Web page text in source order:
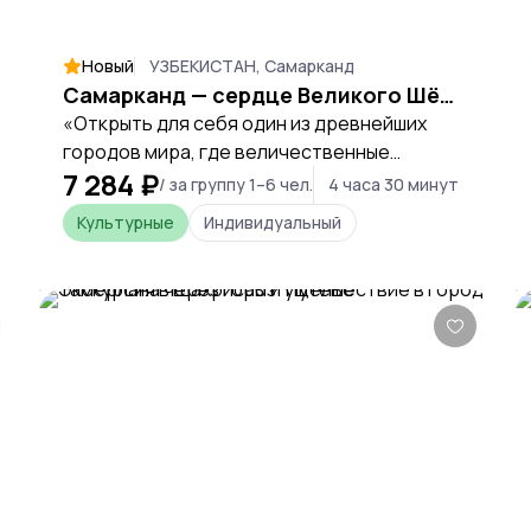
Новый УЗБЕКИСТАН, Самарканд
Самарканд — сердце Великого Шёлкового пути
«Открыть для себя один из древнейших
городов мира, где величественные
памятники, восточные традиции и истории
великих правителей оживают на каждом
шагу.»
7 284 ₽/ за группу 1–6 чел.
4 часа 30 минут
Культурные
Индивидуальный